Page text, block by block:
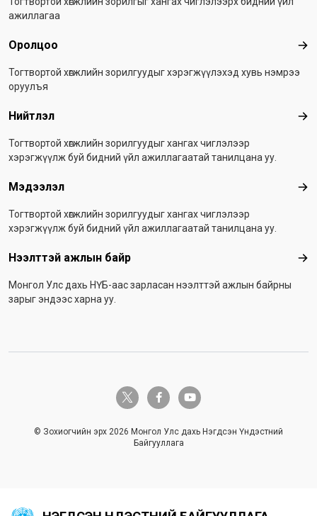
ажиллагаа
Оролцоо
Тогтвортой хөгжлийн зорилгуудыг хэрэгжүүлэхэд хувь нэмрээ
оруулъя
Нийтлэл
Тогтвортой хөгжлийн зорилгуудыг хангах чиглэлээр
хэрэгжүүлж буй бидний үйл ажиллагаатай танилцана уу.
Мэдээлэл
Тогтвортой хөгжлийн зорилгуудыг хангах чиглэлээр
хэрэгжүүлж буй бидний үйл ажиллагаатай танилцана уу.
Нээлттэй ажлын байр
Монгол Улс дахь НҮБ-аас зарласан нээлттэй ажлын байрны
зарыг эндээс харна уу.
twitter-x facebook-fyoutube
© Зохиогчийн эрх 2026 Монгол Улс дахь Нэгдсэн Үндэстний
Байгууллага